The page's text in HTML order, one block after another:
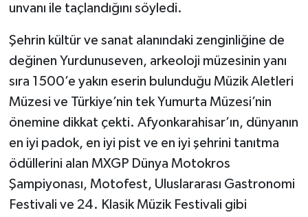
unvanı ile taçlandığını söyledi.
Şehrin kültür ve sanat alanındaki zenginliğine de
değinen Yurdunuseven, arkeoloji müzesinin yanı
sıra 1500’e yakın eserin bulunduğu Müzik Aletleri
Müzesi ve Türkiye’nin tek Yumurta Müzesi’nin
önemine dikkat çekti. Afyonkarahisar’ın, dünyanın
en iyi padok, en iyi pist ve en iyi şehrini tanıtma
ödüllerini alan MXGP Dünya Motokros
Şampiyonası, Motofest, Uluslararası Gastronomi
Festivali ve 24. Klasik Müzik Festivali gibi